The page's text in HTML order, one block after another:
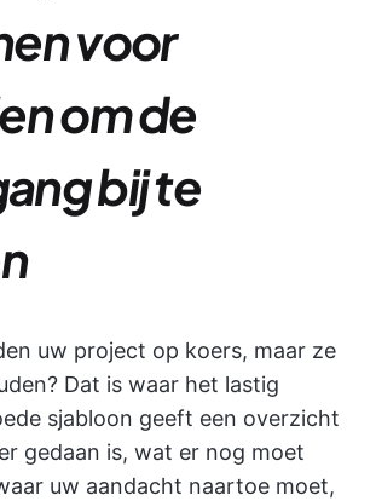
voor
om de
bij te
uw project op koers, maar ze
Dat is waar het lastig
sjabloon geeft een overzicht
gedaan is, wat er nog moet
uw aandacht naartoe moet,